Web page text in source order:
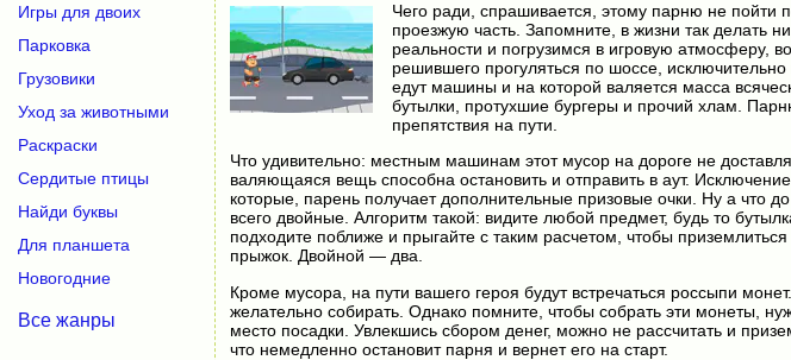
Чего ради, спрашивается, этому парню не пойти
проезжую часть. Запомните, в жизни так делать
реальности и погрузимся в игровую атмосферу,
решившего прогуляться по шоссе,
едут машины и на которой валяется масса
бутылки, протухшие бургеры и прочий хлам.
препятствия на пути.
Что удивительно: местным машинам этот мусор на дороге не
валяющаяся вещь способна остановить и отправить в аут.
которые, парень получает дополнительные призовые очки. Ну а что
всего двойные. Алгоритм такой: видите любой предмет, будь то
подходите поближе и прыгайте с таким расчетом, чтобы
прыжок. Двойной — два.
Кроме мусора, на пути вашего героя будут встречаться россыпи
желательно собирать. Однако помните, чтобы собрать эти монеты,
место посадки. Увлекшись сбором денег, можно не рассчитать и
что немедленно остановит парня и вернет его на старт.
Игры для двоих
Парковка
Грузовики
Уход за животными
Раскраски
Сердитые птицы
Найди буквы
Для планшета
Новогодние
Все жанры